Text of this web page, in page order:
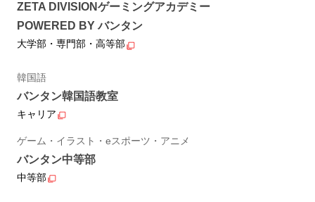
ZETA DIVISIONゲーミングアカデミー
POWERED BY バンタン
大学部・専門部・高等部
韓国語
バンタン韓国語教室
キャリア
ゲーム・イラスト・eスポーツ・アニメ
バンタン中等部
中等部